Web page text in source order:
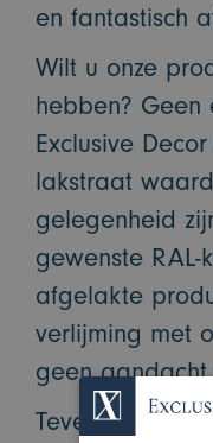
en fantastisch
Wilt u onze
hebben? Geen
Exclusive
lakstraat
gelegenheid
gewenste
afgelakte
verlijming met
geen aandacht
Tevens